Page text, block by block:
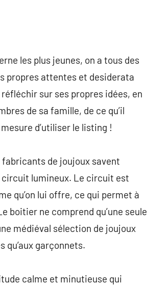
les plus jeunes, on a tous des
propres attentes et desiderata
sur ses propres idées, en
de sa famille, de ce qu’il
d’utiliser le listing !
de joujoux savent
circuit lumineux. Le circuit est
qu’on lui offre, ce qui permet à
boitier ne comprend qu’une seule
médiéval sélection de joujoux
qu’aux garçonnets.
calme et minutieuse qui